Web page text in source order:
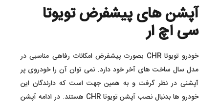
آپشن های پیشفرض تویوتا
سی اچ ار
خودرو تویوتا CHR بصورت پیشفرض امکانات رفاهی مناسبی در
مدل سال ساخت های آخر خود دارد. نمی توان آن را خودروی پر
آپشنی در نظر گرفت و به همین جهت است که دارندگان این
خودرو ها بدنبال نصب آپشن تویوتا CHR هستند. در ادامه آپشن